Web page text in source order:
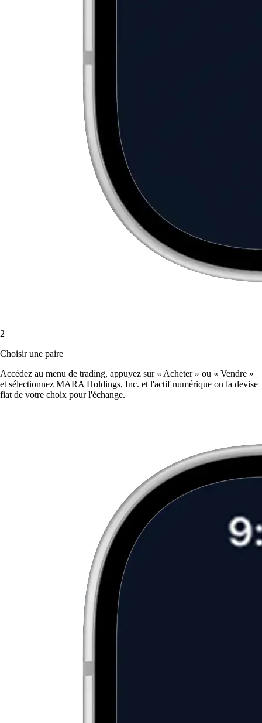
2
Choisir une paire
Accédez au menu de trading, appuyez sur « Acheter » ou « Vendre »
et sélectionnez MARA Holdings, Inc. et l'actif numérique ou la devise
fiat de votre choix pour l'échange.